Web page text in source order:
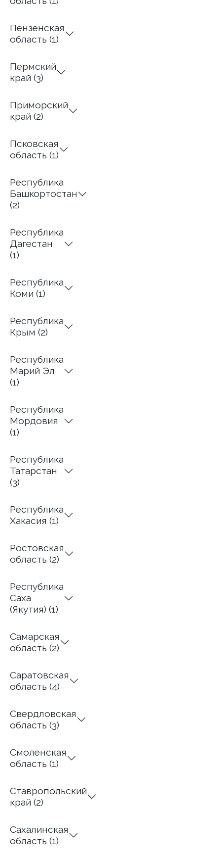
Пензенская
область (1)
Пермский
край (3)
Приморский
край (2)
Псковская
область (1)
Республика
Башкортостан
(2)
Республика
Дагестан
(1)
Республика
Коми (1)
Республика
Крым (2)
Республика
Марий Эл
(1)
Республика
Мордовия
(1)
Республика
Татарстан
(3)
Республика
Хакасия (1)
Ростовская
область (2)
Республика
Саха
(Якутия) (1)
Самарская
область (2)
Саратовская
область (4)
Свердловская
область (3)
Смоленская
область (1)
Ставропольский
край (2)
Сахалинская
область (1)